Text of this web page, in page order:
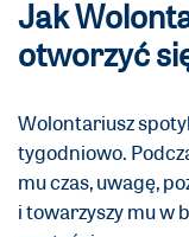
Jak
otworzyć
Wolontariusz
tygodniowo.
mu czas, uwagę,
i towarzyszy mu w